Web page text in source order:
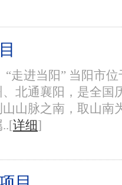
走进当阳” 当阳市
北通襄阳，是全国
山脉之南，取山南
详细]